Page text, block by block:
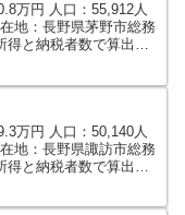
万円 人口：55,912人
地：長野県茅野市総務
得と納税者数で算出し
万円 人口：50,140人
地：長野県諏訪市総務
と納税者数で算出し